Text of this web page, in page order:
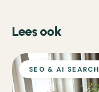
Lees ook
SEO & AI SEARCH